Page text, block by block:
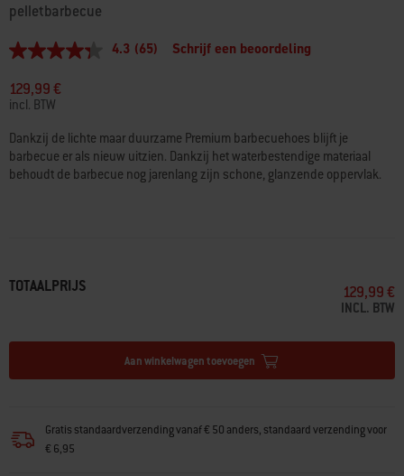
pelletbarbecue
4.3
5
sterren,
gemiddelde
scorewaarde.
Read
65
Reviews.
4.3 (65) Schrijf een beoordeling
129,99 €
incl. BTW
Dankzij de lichte maar duurzame Premium barbecuehoes blijft je
barbecue er als nieuw uitzien. Dankzij het waterbestendige materiaal
behoudt de barbecue nog jarenlang zijn schone, glanzende oppervlak.
TOTAALPRIJS 129,99 €
INCL. BTW
Aan winkelwagen toevoegen
Gratis standaardverzending vanaf € 50 anders, standaard verzending voor
€ 6,95